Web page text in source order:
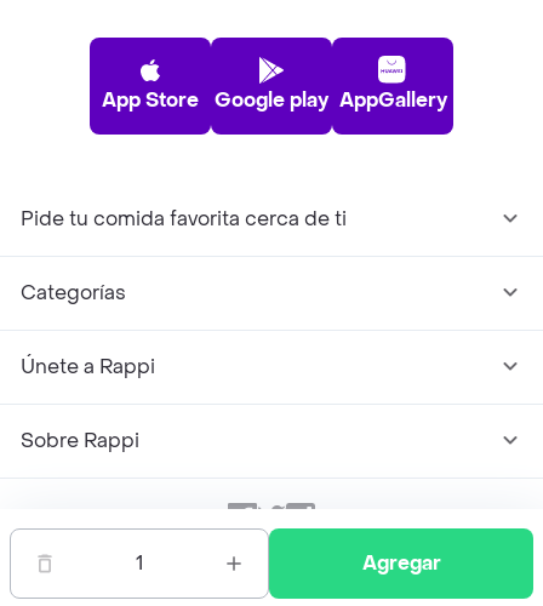
1 Agregar
App Store Google play AppGallery
Pide tu comida favorita cerca de ti
Categorías
Únete a Rappi
Sobre Rappi
Facebook
TwitterInstagram
2026 Rappi Inc. All rights reserved.